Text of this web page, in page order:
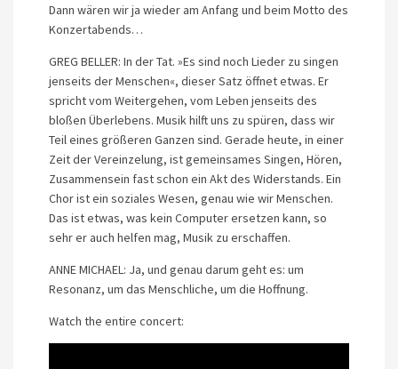
Dann wären wir ja wieder am Anfang und beim Motto des
Konzertabends…
GREG BELLER: In der Tat. »Es sind noch Lieder zu singen
jenseits der Menschen«, dieser Satz öffnet etwas. Er
spricht vom Weitergehen, vom Leben jenseits des
bloßen Überlebens. Musik hilft uns zu spüren, dass wir
Teil eines größeren Ganzen sind. Gerade heute, in einer
Zeit der Vereinzelung, ist gemeinsames Singen, Hören,
Zusammensein fast schon ein Akt des Widerstands. Ein
Chor ist ein soziales Wesen, genau wie wir Menschen.
Das ist etwas, was kein Computer ersetzen kann, so
sehr er auch helfen mag, Musik zu erschaffen.
ANNE MICHAEL: Ja, und genau darum geht es: um
Resonanz, um das Menschliche, um die Hoffnung.
Watch the entire concert: